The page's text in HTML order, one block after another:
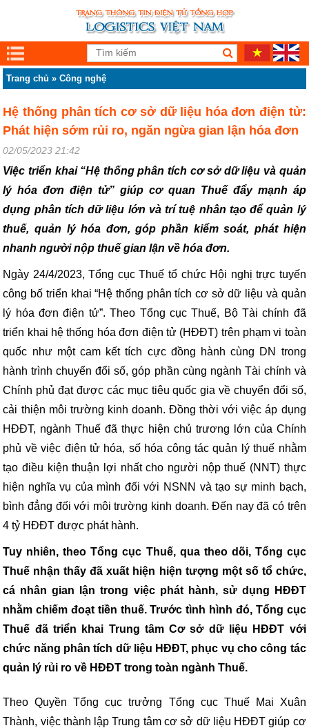
Trang chủ »Công nghệ
Hệ thống phân tích cơ sở dữ liệu hóa đơn điện tử:
Phát hiện sớm rủi ro, ngăn ngừa gian lận hóa đơn
02/05/2023 21:42
Việc triển khai “Hệ thống phân tích cơ sở dữ liệu và quản
lý hóa đơn điện tử” giúp cơ quan Thuế đẩy mạnh áp
dụng phân tích dữ liệu lớn và trí tuệ nhân tạo để quản lý
thuế, quản lý hóa đơn, góp phần kiểm soát, phát hiện
nhanh người nộp thuế gian lận về hóa đơn.
Ngày 24/4/2023, Tổng cục Thuế tổ chức Hội nghị trực tuyến
công bố triển khai “Hệ thống phân tích cơ sở dữ liệu và quản
lý hóa đơn điện tử”. Theo Tổng cục Thuế, Bộ Tài chính đã
triển khai hệ thống hóa đơn điện tử (HĐĐT) trên phạm vi toàn
quốc như một cam kết tích cực đồng hành cùng DN trong
hành trình chuyển đổi số, góp phần cùng ngành Tài chính và
Chính phủ đạt được các mục tiêu quốc gia về chuyển đổi số,
cải thiện môi trường kinh doanh. Đồng thời với việc áp dụng
HĐĐT, ngành Thuế đã thực hiện chủ trương lớn của Chính
phủ về việc điện tử hóa, số hóa công tác quản lý thuế nhằm
tạo điều kiện thuận lợi nhất cho người nộp thuế (NNT) thực
hiện nghĩa vụ của mình đối với NSNN và tạo sự minh bạch,
bình đẳng đối với môi trường kinh doanh. Đến nay đã có trên
4 tỷ HĐĐT được phát hành.
Tuy nhiên, theo Tổng cục Thuế, qua theo dõi, Tổng cục
Thuế nhận thấy đã xuất hiện hiện tượng một số tổ chức,
cá nhân gian lận trong việc phát hành, sử dụng HĐĐT
nhằm chiếm đoạt tiền thuế. Trước tình hình đó, Tổng cục
Thuế đã triển khai Trung tâm Cơ sở dữ liệu HĐĐT với
chức năng phân tích dữ liệu HĐĐT, phục vụ cho công tác
quản lý rủi ro về HĐĐT trong toàn ngành Thuế.
Theo Quyền Tổng cục trưởng Tổng cục Thuế Mai Xuân
Thành, việc thành lập Trung tâm cơ sở dữ liệu HĐĐT giúp cơ